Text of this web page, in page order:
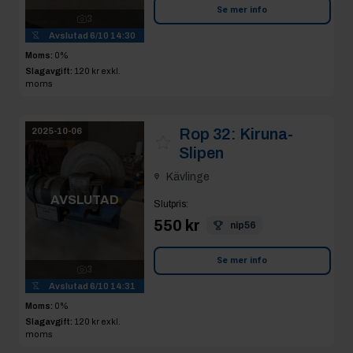
Avslutad 6/10 14:30
Moms: 0%
Slagavgift: 120 kr exkl.
moms
Se mer info
2025-10-06
AVSLUTAD
Avslutad 6/10 14:31
Moms: 0%
Slagavgift: 120 kr exkl.
moms
Rop 32: Kiruna-
Slipen
Kävlinge
Slutpris:
550 kr nip56
Se mer info